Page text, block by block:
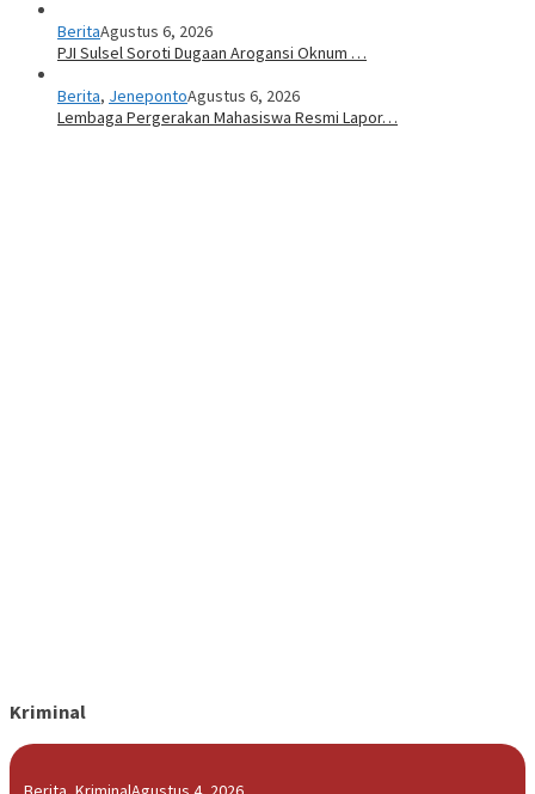
BeritaAgustus 6, 2026
PJI Sulsel Soroti Dugaan Arogansi Oknum …
Berita, JenepontoAgustus 6, 2026
Lembaga Pergerakan Mahasiswa Resmi Lapor…
Kriminal